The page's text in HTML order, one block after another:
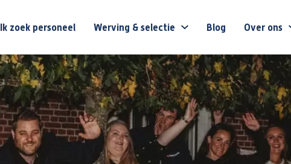
Ik zoek personeel Werving & selectie Blog Over ons